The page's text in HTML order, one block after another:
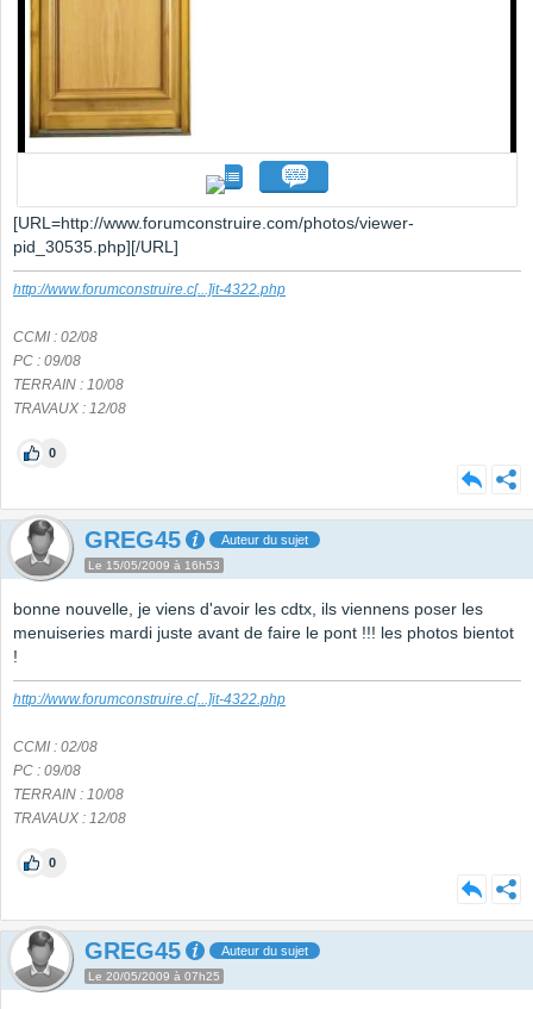
[URL=http://www.forumconstruire.com/photos/viewer-
pid_30535.php][/URL]
http://www.forumconstruire.c[...]it-4322.php
CCMI : 02/08
PC : 09/08
TERRAIN : 10/08
TRAVAUX : 12/08
0
GREG45 Auteur du sujet
Le 15/05/2009 à 16h53
bonne nouvelle, je viens d'avoir les cdtx, ils viennens poser les
menuiseries mardi juste avant de faire le pont !!! les photos bientot
!
http://www.forumconstruire.c[...]it-4322.php
CCMI : 02/08
PC : 09/08
TERRAIN : 10/08
TRAVAUX : 12/08
0
GREG45 Auteur du sujet
Le 20/05/2009 à 07h25